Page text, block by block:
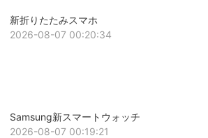
新折りたたみスマホ
2026-08-07 00:20:34
Samsung新スマートウォッチ
2026-08-07 00:19:21